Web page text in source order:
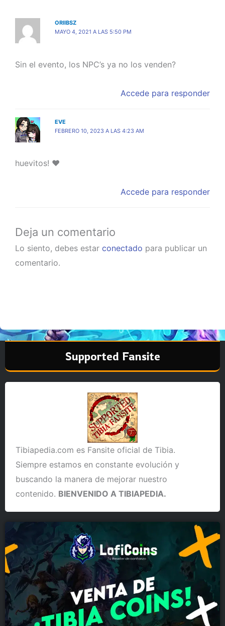
ORIIBSZ
MAYO 4, 2021 A LAS 5:50 PM
Sin el evento, los NPC’s ya no los venden?
Accede para responder
EVE
FEBRERO 10, 2023 A LAS 4:23 AM
huevitos! ♥
Accede para responder
Deja un comentario
Lo siento, debes estar conectado para publicar un
comentario.
Supported Fansite
Tibiapedia.com es Fansite oficial de Tibia.
Siempre estamos en constante evolución y
buscando la manera de mejorar nuestro
contenido. BIENVENIDO A TIBIAPEDIA.